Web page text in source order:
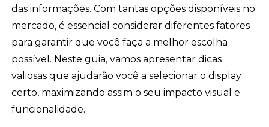
das informações. Com tantas opções disponíveis no
mercado, é essencial considerar diferentes fatores
para garantir que você faça a melhor escolha
possível. Neste guia, vamos apresentar dicas
valiosas que ajudarão você a selecionar o display
certo, maximizando assim o seu impacto visual e
funcionalidade.